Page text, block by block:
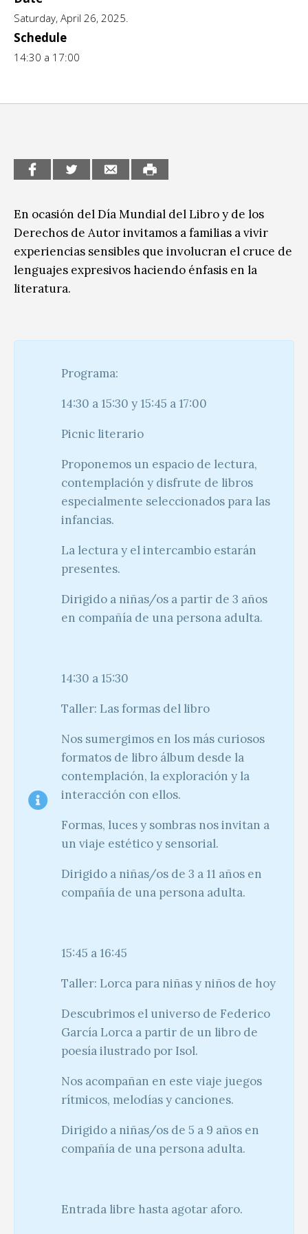
CCE en el interior/libros
Exposiciones
Formación
Medio Ambiente
Música
Sin categoría
Saturday, April 26, 2025.
Schedule
14:30 a 17:00
En ocasión del Día Mundial del Libro y de los
Derechos de Autor invitamos a familias a vivir
experiencias sensibles que involucran el cruce de
lenguajes expresivos haciendo énfasis en la
literatura.
Programa:
14:30 a 15:30 y 15:45 a 17:00
Picnic literario
Proponemos un espacio de lectura,
contemplación y disfrute de libros
especialmente seleccionados para las
infancias.
La lectura y el intercambio estarán
presentes.
Dirigido a niñas/os a partir de 3 años
en compañía de una persona adulta.
14:30 a 15:30
Taller: Las formas del libro
Nos sumergimos en los más curiosos
formatos de libro álbum desde la
contemplación, la exploración y la
interacción con ellos.
Formas, luces y sombras nos invitan a
un viaje estético y sensorial.
Dirigido a niñas/os de 3 a 11 años en
compañía de una persona adulta.
15:45 a 16:45
Taller: Lorca para niñas y niños de hoy
Descubrimos el universo de Federico
García Lorca a partir de un libro de
poesía ilustrado por Isol.
Nos acompañan en este viaje juegos
rítmicos, melodías y canciones.
Dirigido a niñas/os de 5 a 9 años en
compañía de una persona adulta.
Entrada libre hasta agotar aforo.